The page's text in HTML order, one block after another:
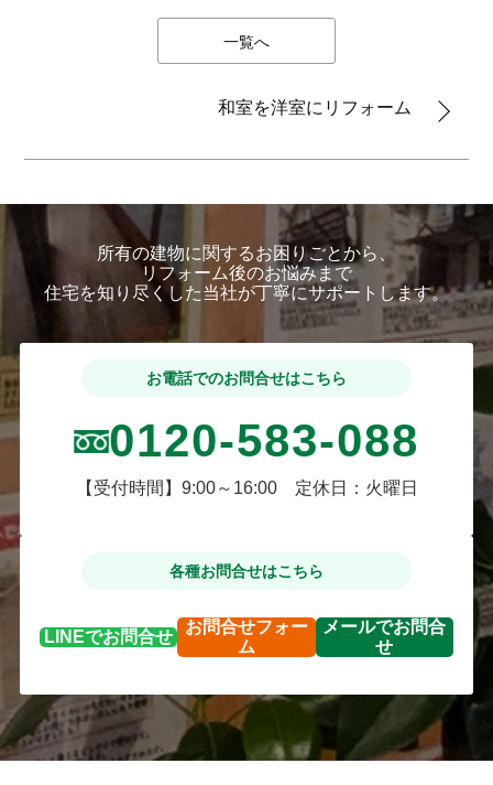
一覧へ
和室を洋室にリフォーム
所有の建物に関するお困りごとから、
リフォーム後のお悩みまで
住宅を知り尽くした当社が丁寧にサポートします。
お電話でのお問合せはこちら
0120-583-088
【受付時間】9:00～16:00 定休日：火曜日
各種お問合せはこちら
LINEでお問合せ
お問合せフォー
ム
メールでお問合
せ